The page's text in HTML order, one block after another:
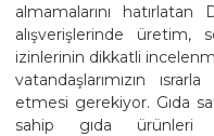
almamalarını
alışverişlerinde
izinlerinin dikkatli
vatandaşlarımızın
etmesi gerekiyor. Gıda
sahip gıda ürünleri